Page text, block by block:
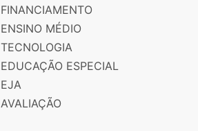
FINANCIAMENTO
ENSINO MÉDIO
TECNOLOGIA
EDUCAÇÃO ESPECIAL
EJA
AVALIAÇÃO